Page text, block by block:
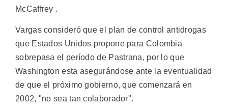
McCaffrey .
Vargas consideró que el plan de control antidrogas
que Estados Unidos propone para Colombia
sobrepasa el período de Pastrana, por lo que
Washington esta asegurándose ante la eventualidad
de que el próximo gobierno, que comenzará en
2002, "no sea tan colaborador".